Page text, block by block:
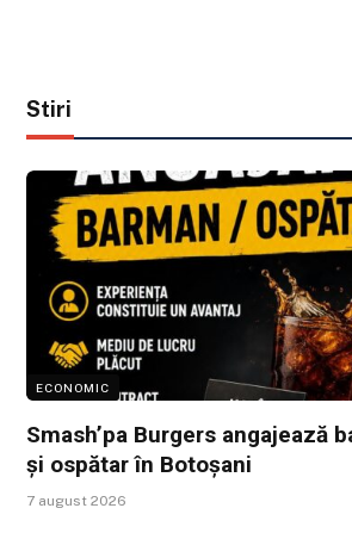
Stiri
ECONOMIC
Smash’pa Burgers angajează
și ospătar în Botoșani
7 august 2026